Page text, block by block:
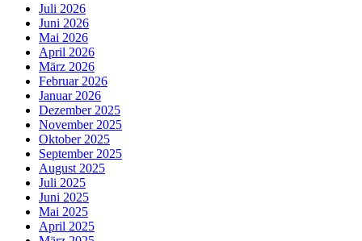
Juli 2026
Juni 2026
Mai 2026
April 2026
März 2026
Februar 2026
Januar 2026
Dezember 2025
November 2025
Oktober 2025
September 2025
August 2025
Juli 2025
Juni 2025
Mai 2025
April 2025